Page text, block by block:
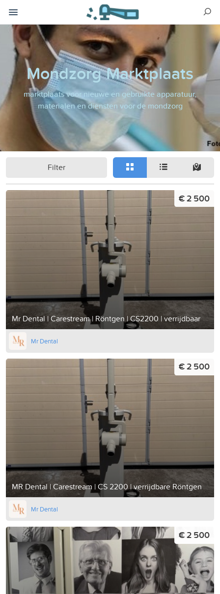
Mondzorg Marktplaats
marktplaats voor nieuwe en gebruikte apparatuur,
materialen en diensten voor de mondzorg
Filter
Mr Dental | Carestream | Röntgen | CS2200 | verrijdbaar
€ 2 500
Mr Dental
MR Dental | Carestream | CS 2200 | verrijdbare Röntgen
€ 2 500
Mr Dental
€ 2 500